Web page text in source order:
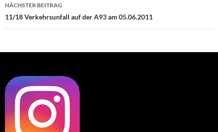
NÄCHSTER BEITRAG
11/18 Verkehrsunfall auf der A93 am 05.06.2011